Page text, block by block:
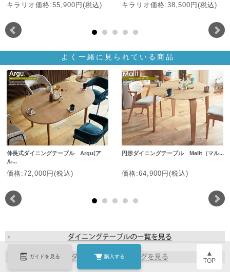
キラリオ価格:55,900円(税込) キラリオ価格:38,500円(税込)
よく一緒に見られている商品
伸長式ダイニングテーブル Argu(ア
ル...
価格:72,000円(税込)
円形ダイニングテーブル Mallt（マル...
価格:64,900円(税込)
ガイドを見る 購入する ▲
TOP